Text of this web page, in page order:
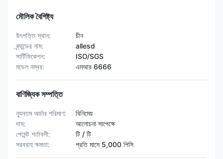
মৌলিক বৈশিষ্ট্য
উৎপত্তি স্থান:
চীন
ব্র্যান্ডের নাম:
allesd
সার্টিফিকেশন:
ISO/SGS
মডেল নম্বর:
এমআর 6666
বাণিজ্যিক সম্পত্তি
ন্যূনতম অর্ডার পরিমাণ:
বিনিমেয়
দাম:
আলোচনা সাপেক্ষে
পেমেন্ট শর্তাবলী:
টি / টি
সরবরাহ ক্ষমতা:
প্রতি মাসে 5,000 পিসি